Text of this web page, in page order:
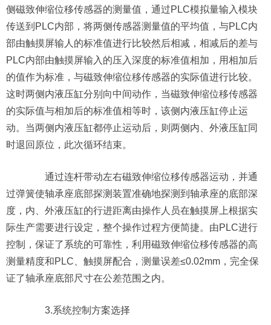
侧磁致伸缩位移传感器的测量值，通过PLC模拟量输入模块
传送到PLC内部，将两侧传感器测量值的平均值，与PLC内
部由触摸屏输人的标准值进行比较然后相减，相减后的差与
PLC内部由触摸屏输入的压入深度的标准值相加，用相加后
的值作为标准，与磁致伸缩位移传感器的实际值进行比较。
这时两侧内液压缸分别向中间动作，当磁致伸缩位移传感器
的实际值与相加后的标准值相等时，该侧内液压缸停止运
动。当两侧内液压缸都停止运动后，则两侧内、外液压缸同
时退回原位，此次循环结束。
通过连杆带动左右磁致伸缩位移传感器运动，并通
过弹簧使轴承座底部探测装置准确地探测到轴承座的底部深
度，内、外液压缸的行进距离由操作人员在触摸屏上根据实
际生产需要进行设定，整个操作过程方便简捷。由PLC进行
控制，保证了系统的可靠性，利用磁致伸缩位移传感器的高
测量精度和PLC、触摸屏配合，测量误差≤0.02mm，完全保
证了轴承座底部尺寸在公差范围之内。
3.系统控制方案选择